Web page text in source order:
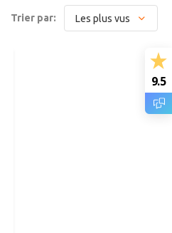
Trier par:
9.5